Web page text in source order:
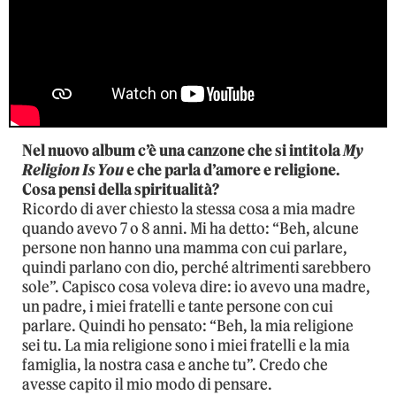
Nel nuovo album c’è una canzone che si intitolaMy
Religion Is Youe che parla d’amore e religione.
Cosa pensi della spiritualità?
Ricordo di aver chiesto la stessa cosa a mia madre
quando avevo 7 o 8 anni. Mi ha detto: “Beh, alcune
persone non hanno una mamma con cui parlare,
quindi parlano con dio, perché altrimenti sarebbero
sole”. Capisco cosa voleva dire: io avevo una madre,
un padre, i miei fratelli e tante persone con cui
parlare. Quindi ho pensato: “Beh, la mia religione
sei tu. La mia religione sono i miei fratelli e la mia
famiglia, la nostra casa e anche tu”. Credo che
avesse capito il mio modo di pensare.